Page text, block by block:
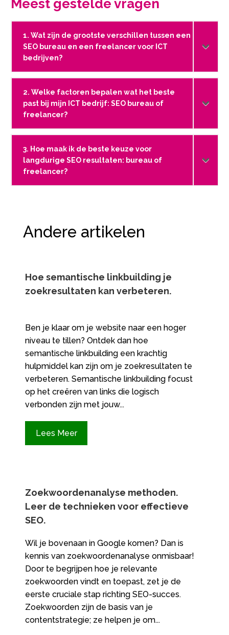
Meest gestelde vragen
1. Wat zijn de grootste verschillen tussen een
SEO bureau en een freelancer voor ICT
bedrijven?
2. Welke factoren bepalen wat het beste
past bij mijn ICT bedrijf: SEO bureau of
freelancer?
3. Hoe maak ik de beste keuze voor
langdurige SEO resultaten: bureau of
freelancer?
Andere artikelen
Hoe semantische linkbuilding je
zoekresultaten kan verbeteren.​
Ben je klaar om je website naar een hoger
niveau te tillen? Ontdek dan hoe
semantische linkbuilding een krachtig
hulpmiddel kan zijn om je zoekresultaten te
verbeteren.​ Semantische linkbuilding focust
op het creëren van links die logisch
verbonden zijn met jouw...
Lees Meer
Zoekwoordenanalyse methoden.​
Leer de technieken voor effectieve
SEO.​
Wil je bovenaan in Google komen? Dan is
kennis van zoekwoordenanalyse onmisbaar!
Door te begrijpen hoe je relevante
zoekwoorden vindt en toepast, zet je de
eerste cruciale stap richting SEO-succes.​
Zoekwoorden zijn de basis van je
contentstrategie; ze helpen je om...